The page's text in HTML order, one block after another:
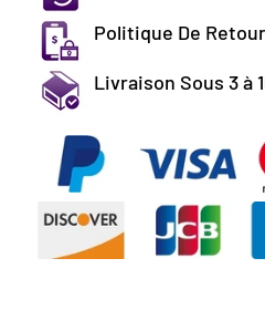
Politique De
Livraison Sous 3 à